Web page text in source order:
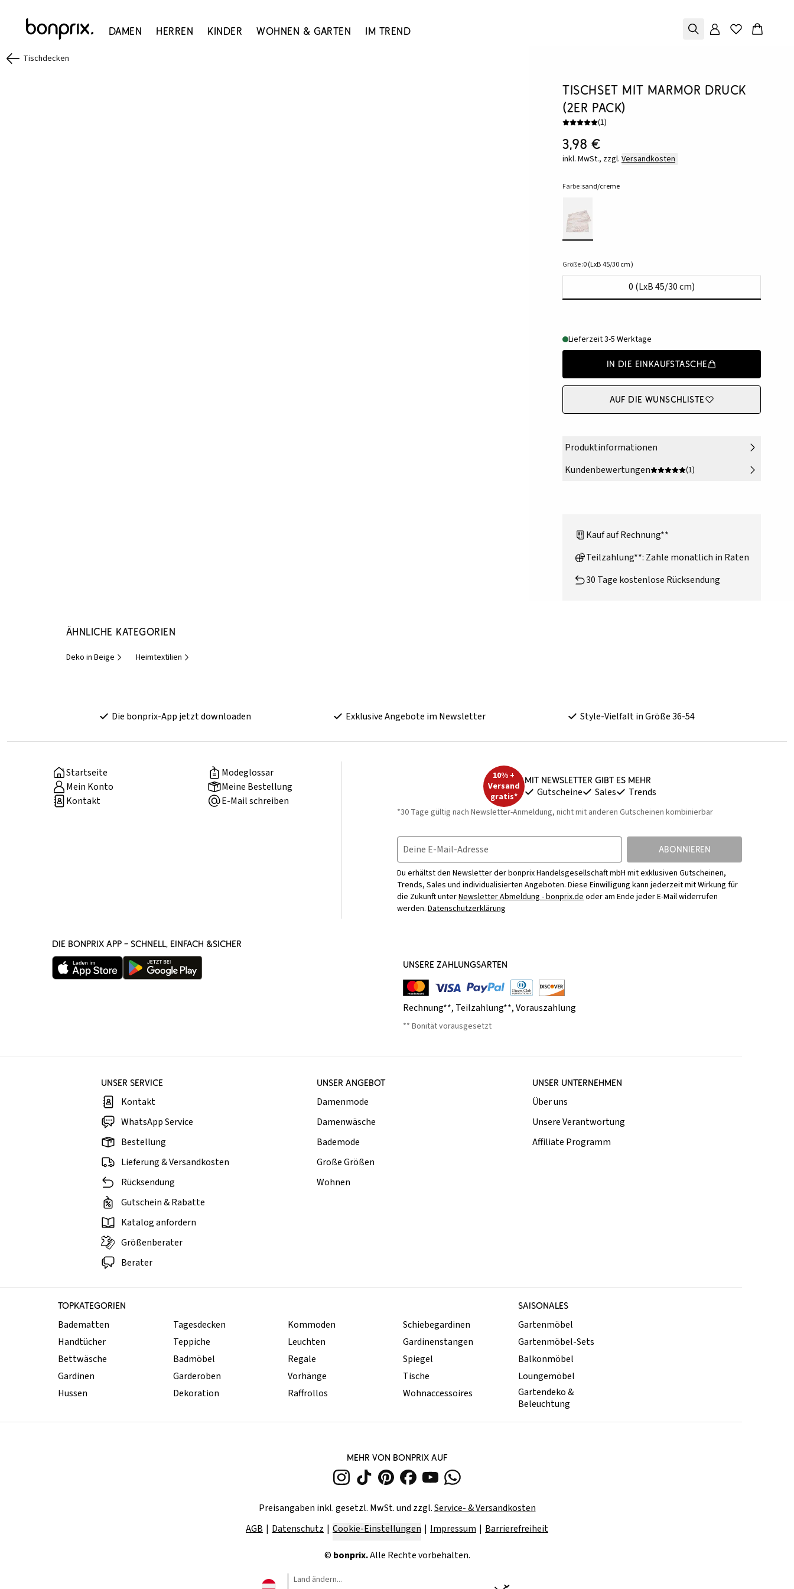
Damen Herren Kinder Wohnen & Garten Im Trend
Tischdecken
Tischset mit Marmor Druck
(2er Pack)
(1)
3,98 €
inkl. MwSt., zzgl. Versandkosten
Farbe:sand/creme
Größe:0 (LxB 45/30 cm)
0 (LxB 45/30 cm)
Lieferzeit 3-5 Werktage
In die Einkaufstasche
Auf die Wunschliste
Produktinformationen
Kundenbewertungen
(1)
Kauf auf Rechnung**
Teilzahlung**: Zahle monatlich in Raten
30 Tage kostenlose Rücksendung
Ähnliche Kategorien
Deko in Beige Heimtextilien
Die bonprix-App jetzt downloaden Exklusive Angebote im Newsletter Style-Vielfalt in Größe 36-54
Startseite
Modeglossar
Mein Konto
Meine Bestellung
Kontakt
E-Mail schreiben
10% +
Versand
gratis*
Mit Newsletter gibt es mehr
Gutscheine Sales Trends
*30 Tage gültig nach Newsletter-Anmeldung, nicht mit anderen Gutscheinen kombinierbar
Deine E-Mail-Adresse ABONNIEREN
Du erhältst den Newsletter der bonprix Handelsgesellschaft mbH mit exklusiven Gutscheinen,
Trends, Sales und individualisierten Angeboten. Diese Einwilligung kann jederzeit mit Wirkung für
die Zukunft unterNewsletter Abmeldung - bonprix.deoder am Ende jeder E-Mail widerrufen
werden. Datenschutzerklärung
DIE BONPRIX APP – SCHNELL, EINFACH &SICHER
UNSERE ZAHLUNGSARTEN
Rechnung**, Teilzahlung**,Vorauszahlung
** Bonität vorausgesetzt
UNSER SERVICE
Kontakt
WhatsApp Service
Bestellung
Lieferung & Versandkosten
Rücksendung
Gutschein & Rabatte
Katalog anfordern
Größenberater
Berater
UNSER ANGEBOT
Damenmode
Damenwäsche
Bademode
Große Größen
Wohnen
UNSER UNTERNEHMEN
Über uns
Unsere Verantwortung
Affiliate Programm
TOPKATEGORIEN SAISONALES
Badematten
Handtücher
Bettwäsche
Gardinen
Hussen
Tagesdecken
Teppiche
Badmöbel
Garderoben
Dekoration
Kommoden
Leuchten
Regale
Vorhänge
Raffrollos
Schiebegardinen
Gardinenstangen
Spiegel
Tische
Wohnaccessoires
Gartenmöbel
Gartenmöbel-Sets
Balkonmöbel
Loungemöbel
Gartendeko &
Beleuchtung
MEHR VON BONPRIX AUF
Preisangaben inkl. gesetzl. MwSt. und zzgl.Service- & Versandkosten
AGB
Datenschutz Cookie-Einstellungen Impressum Barrierefreiheit
© bonprix.Alle Rechte vorbehalten.
Land ändern...